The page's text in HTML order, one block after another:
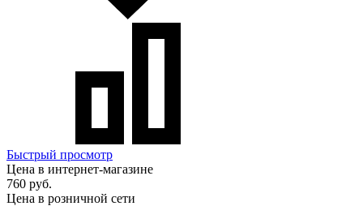
Быстрый просмотр
Цена в интернет-магазине
760 руб.
Цена в розничной сети